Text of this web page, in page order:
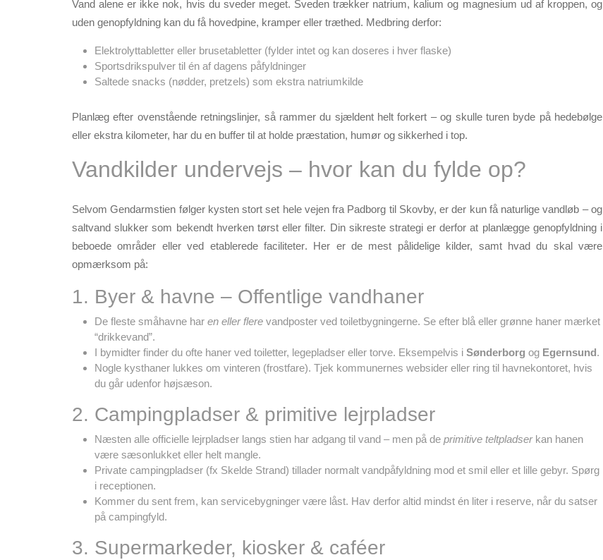
Vand alene er ikke nok, hvis du sveder meget. Sveden trækker natrium, kalium og magnesium ud af kroppen, og
uden genopfyldning kan du få hovedpine, kramper eller træthed. Medbring derfor:
Elektrolyttabletter eller brusetabletter (fylder intet og kan doseres i hver flaske)
Sportsdrikspulver til én af dagens påfyldninger
Saltede snacks (nødder, pretzels) som ekstra natriumkilde
Planlæg efter ovenstående retningslinjer, så rammer du sjældent helt forkert – og skulle turen byde på hedebølge
eller ekstra kilometer, har du en buffer til at holde præstation, humør og sikkerhed i top.
Vandkilder undervejs – hvor kan du fylde op?
Selvom Gendarmstien følger kysten stort set hele vejen fra Padborg til Skovby, er der kun få naturlige vandløb – og
saltvand slukker som bekendt hverken tørst eller filter. Din sikreste strategi er derfor at planlægge genopfyldning i
beboede områder eller ved etablerede faciliteter. Her er de mest pålidelige kilder, samt hvad du skal være
opmærksom på:
1. Byer & havne – Offentlige vandhaner
De fleste småhavne har en eller flere vandposter ved toiletbygningerne. Se efter blå eller grønne haner mærket
“drikkevand”.
I bymidter finder du ofte haner ved toiletter, legepladser eller torve. Eksempelvis i Sønderborg og Egernsund.
Nogle kysthaner lukkes om vinteren (frostfare). Tjek kommunernes websider eller ring til havnekontoret, hvis
du går udenfor højsæson.
2. Campingpladser & primitive lejrpladser
Næsten alle officielle lejrpladser langs stien har adgang til vand – men på de primitive teltpladserkan hanen
være sæsonlukket eller helt mangle.
Private campingpladser (fx Skelde Strand) tillader normalt vandpåfyldning mod et smil eller et lille gebyr. Spørg
i receptionen.
Kommer du sent frem, kan servicebygninger være låst. Hav derfor altid mindst én liter i reserve, når du satser
på campingfyld.
3. Supermarkeder, kiosker & caféer